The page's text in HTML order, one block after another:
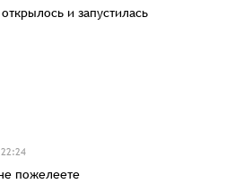
и запустилась
пожелеете